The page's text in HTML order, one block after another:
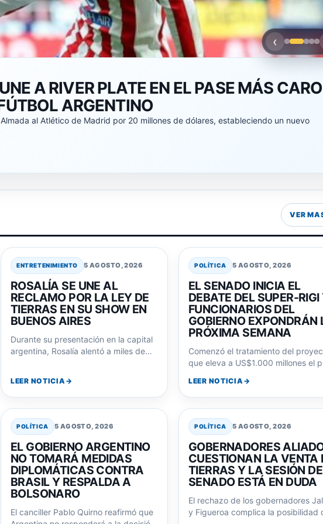
A LA POLÍTICA DURANTE LA MISA
DE LOS POBRES, PERO NO
NECESIDADES»
Cuerva, cuestionó a la dirigencia política durante la misa por San Cayetano,
‹
ENTRETENIMIENTO 5 AGOSTO, 2026
ROSALÍA SE UNE AL
RECLAMO POR LA LEY DE
TIERRAS EN SU SHOW EN
BUENOS AIRES
Durante su presentación en la capital
fans a corear la consigna 'La…
LEER NOTICIA
POLÍTICA 5 AGOSTO, 2026
EL SENADO INICIA EL
DEBATE DEL SUPER-RIGI
FUNCIONARIOS DEL
GOBIERNO EXPONDRÁN
PRÓXIMA SEMANA
Comenzó el tratamiento del
que eleva a US$1.000 millones el
LEER NOTICIA
POLÍTICA 5 AGOSTO, 2026
EL GOBIERNO ARGENTINO
NO TOMARÁ MEDIDAS
DIPLOMÁTICAS CONTRA
BRASIL Y RESPALDA A
BOLSONARO
POLÍTICA 5 AGOSTO, 2026
GOBERNADORES
CUESTIONAN LA VENTA
TIERRAS Y LA SESIÓN
SENADO ESTÁ EN DUDA
El rechazo de los gobernadores